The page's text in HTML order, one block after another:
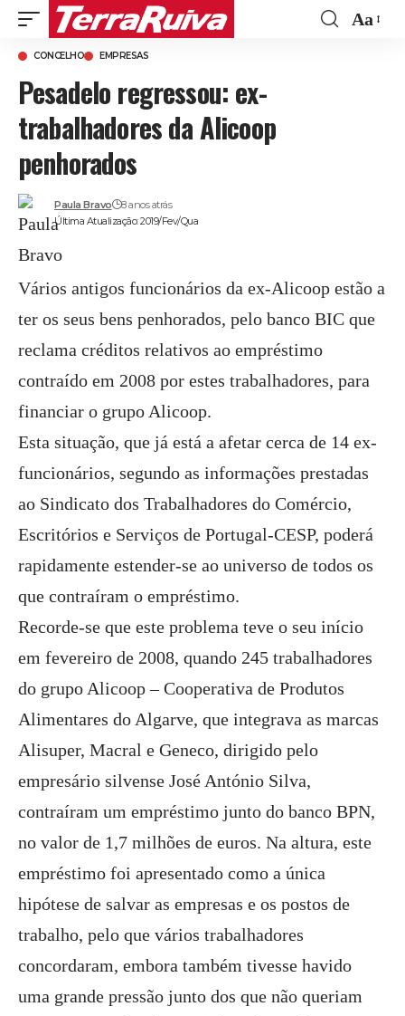
Aa
CONCELHO EMPRESAS
Pesadelo regressou: ex-
trabalhadores da Alicoop
penhorados
Última Atualização: 2019/Fev/Qua
Paula Bravo 8 anos atrás
Vários antigos funcionários da ex-Alicoop estão a
ter os seus bens penhorados, pelo banco BIC que
reclama créditos relativos ao empréstimo
contraído em 2008 por estes trabalhadores, para
financiar o grupo Alicoop.
Esta situação, que já está a afetar cerca de 14 ex-
funcionários, segundo as informações prestadas
ao Sindicato dos Trabalhadores do Comércio,
Escritórios e Serviços de Portugal-CESP, poderá
rapidamente estender-se ao universo de todos os
que contraíram o empréstimo.
Recorde-se que este problema teve o seu início
em fevereiro de 2008, quando 245 trabalhadores
do grupo Alicoop – Cooperativa de Produtos
Alimentares do Algarve, que integrava as marcas
Alisuper, Macral e Geneco, dirigido pelo
empresário silvense José António Silva,
contraíram um empréstimo junto do banco BPN,
no valor de 1,7 milhões de euros. Na altura, este
empréstimo foi apresentado como a única
hipótese de salvar as empresas e os postos de
trabalho, pelo que vários trabalhadores
concordaram, embora também tivesse havido
uma grande pressão junto dos que não queriam